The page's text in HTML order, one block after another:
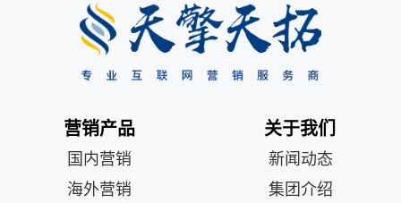
营销产品
国内营销
海外营销
关于我们
新闻动态
集团介绍